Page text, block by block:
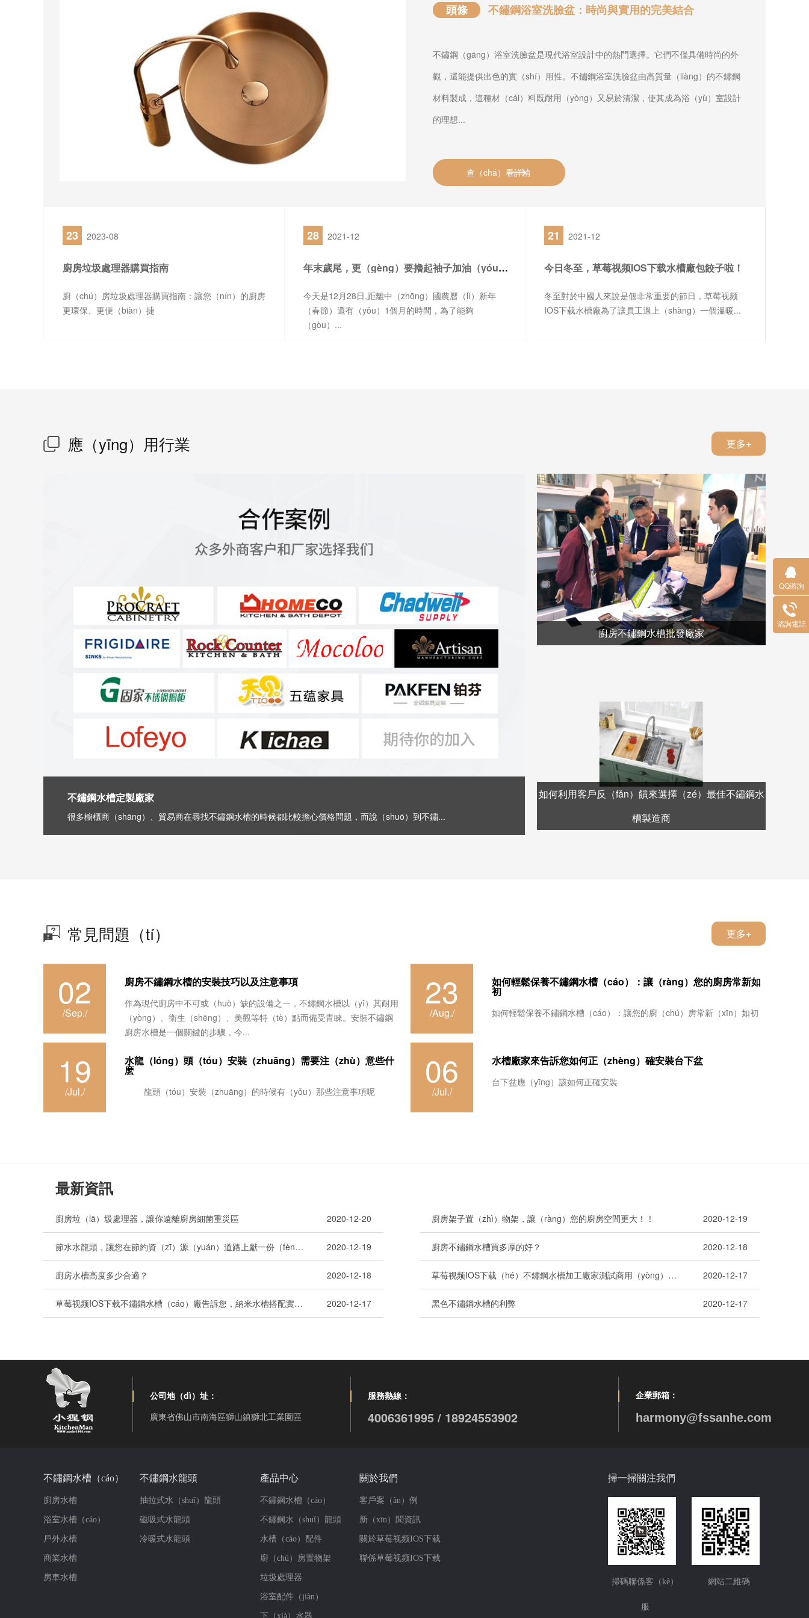
頭條 不鏽鋼浴室洗臉盆：時尚與實用的完美結合
不鏽鋼（gāng）浴室洗臉盆是現代浴室設計中的熱門選擇。它們不僅具備時尚的外
觀，還能提供出色的實（shí）用性。不鏽鋼浴室洗臉盆由高質量（liàng）的不鏽鋼
材料製成，這種材（cái）料既耐用（yòng）又易於清潔，使其成為浴（yù）室設計
的理想...
查（chá）看詳情
23 2023-08
廚房垃圾處理器購買指南
廚（chú）房垃圾處理器購買指南：讓您（nín）的廚房
更環保、更便（biàn）捷
28 2021-12
年末歲尾，更（gèng）要擼起袖子加油（yóu）幹！草莓视频IOS下载水槽廠2021完美收官（guān）在即！
今天是12月28日,距離中（zhōng）國農曆（lì）新年
（春節）還有（yǒu）1個月的時間，為了能夠
（gòu）...
21 2021-12
今日冬至，草莓视频IOS下载水槽廠包餃子啦！
冬至對於中國人來說是個非常重要的節日，草莓视频
IOS下载水槽廠為了讓員工過上（shàng）一個溫暖...
應（yīng）用行業 更多+
不鏽鋼水槽定製廠家
很多櫥櫃商（shāng）、貿易商在尋找不鏽鋼水槽的時候都比較擔心價格問題，而說（shuō）到不鏽...
廚房不鏽鋼水槽批發廠家
如何利用客戶反（fǎn）饋來選擇（zé）最佳不鏽鋼水
槽製造商
常見問題（tí） 更多+
02
/Sep./
廚房不鏽鋼水槽的安裝技巧以及注意事項
作為現代廚房中不可或（huò）缺的設備之一，不鏽鋼水槽以（yǐ）其耐用
（yòng）、衛生（shēng）、美觀等特（tè）點而備受青睞。安裝不鏽鋼
廚房水槽是一個關鍵的步驟，今...
23
/Aug./
如何輕鬆保養不鏽鋼水槽（cáo）：讓（ràng）您的廚房常新如
初
如何輕鬆保養不鏽鋼水槽（cáo）：讓您的廚（chú）房常新（xīn）如初
19
/Jul./
水龍（lóng）頭（tóu）安裝（zhuāng）需要注（zhù）意些什
麽
龍頭（tóu）安裝（zhuāng）的時候有（yǒu）那些注意事項呢
06
/Jul./
水槽廠家來告訴您如何正（zhèng）確安裝台下盆
台下盆應（yīng）該如何正確安裝
最新資訊
廚房垃（lā）圾處理器，讓你遠離廚房細菌重災區 2020-12-20 廚房架子置（zhì）物架，讓（ràng）您的廚房空間更大！！ 2020-12-19
節水水龍頭，讓您在節約資（zī）源（yuán）道路上獻一份（fèn）力 2020-12-19 廚房不鏽鋼水槽買多厚的好？ 2020-12-18
廚房水槽高度多少合適？ 2020-12-18 草莓视频IOS下载（hé）不鏽鋼水槽加工廠家測試商用（yòng）不鏽鋼水槽承重（chóng）力 2020-12-17
草莓视频IOS下载不鏽鋼水槽（cáo）廠告訴您，納米水槽搭配實木櫥櫃效果更佳哦！ 2020-12-17 黑色不鏽鋼水槽的利弊 2020-12-17
公司地（dì）址：
廣東省佛山市南海區獅山鎮獅北工業園區
服務熱線：
4006361995 / 18924553902
企業郵箱：
harmony@fssanhe.com
不鏽鋼水槽（cáo）
廚房水槽
浴室水槽（cáo）
戶外水槽
商業水槽
房車水槽
不鏽鋼水龍頭
抽拉式水（shuǐ）龍頭
磁吸式水龍頭
冷暖式水龍頭
產品中心
不鏽鋼水槽（cáo）
不鏽鋼水（shuǐ）龍頭
水槽（cáo）配件
廚（chú）房置物架
垃圾處理器
浴室配件（jiàn）
下（xià）水器
關於我們
客戶案（àn）例
新（xīn）聞資訊
關於草莓视频IOS下载
聯係草莓视频IOS下载
掃一掃關注我們
掃碼聯係客（kè）
服
網站二維碼
QQ谘詢
（xún）
谘詢電話